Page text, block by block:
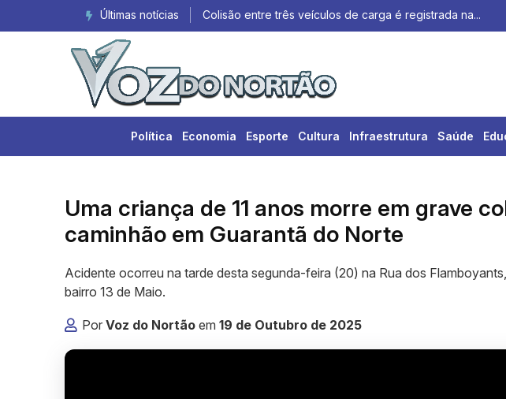
Últimas notícias
veículos
de
carga
é
registrada
Política Economia Esporte Cultura Infraestrutura Saúde
Uma criança de 11 anos morre em grave
caminhão em Guarantã do Norte
Acidente ocorreu na tarde desta segunda-feira (20) na Rua dos
bairro 13 de Maio.
Por Voz do Nortão em 19 de Outubro de 2025